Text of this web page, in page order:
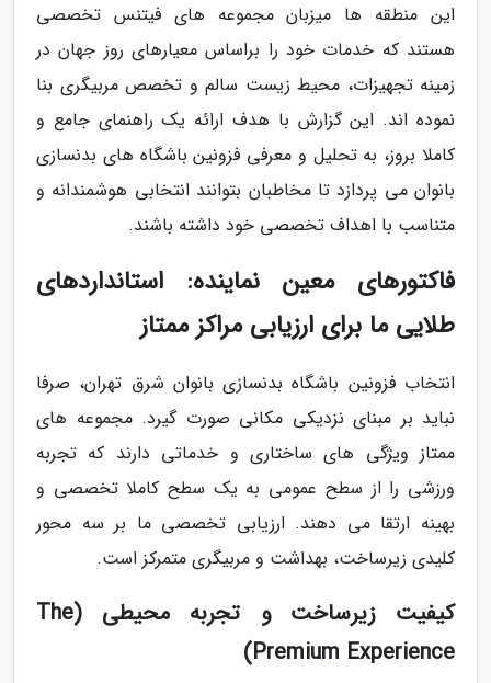
این منطقه ها میزبان مجموعه های فیتنس تخصصی
هستند که خدمات خود را براساس معیارهای روز جهان در
زمینه تجهیزات، محیط زیست سالم و تخصص مربیگری بنا
نموده اند. این گزارش با هدف ارائه یک راهنمای جامع و
کاملا بروز، به تحلیل و معرفی فزونین باشگاه های بدنسازی
بانوان می پردازد تا مخاطبان بتوانند انتخابی هوشمندانه و
متناسب با اهداف تخصصی خود داشته باشند.
فاکتورهای معین نماینده: استانداردهای
طلایی ما برای ارزیابی مراکز ممتاز
انتخاب فزونین باشگاه بدنسازی بانوان شرق تهران، صرفا
نباید بر مبنای نزدیکی مکانی صورت گیرد. مجموعه های
ممتاز ویژگی های ساختاری و خدماتی دارند که تجربه
ورزشی را از سطح عمومی به یک سطح کاملا تخصصی و
بهینه ارتقا می دهند. ارزیابی تخصصی ما بر سه محور
کلیدی زیرساخت، بهداشت و مربیگری متمرکز است.
کیفیت زیرساخت و تجربه محیطی (The
Premium Experience)